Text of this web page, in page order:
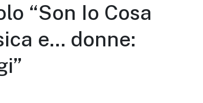
“Son Io Cosa
e… donne: